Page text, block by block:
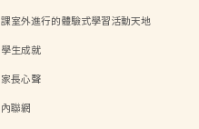
課室外進行的體驗式學習活動天地
學生成就
家長心聲
內聯網